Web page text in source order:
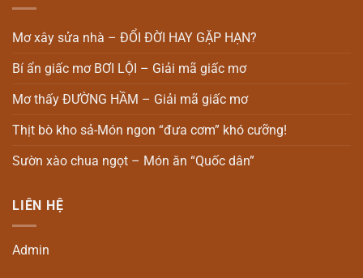
Mơ xây sửa nhà – ĐỔI ĐỜI HAY GẶP HẠN?
Bí ẩn giấc mơ BƠI LỘI – Giải mã giấc mơ
Mơ thấy ĐƯỜNG HẦM – Giải mã giấc mơ
Thịt bò kho sả-Món ngon “đưa cơm” khó cưỡng!
Sườn xào chua ngọt – Món ăn “Quốc dân”
LIÊN HỆ
Admin